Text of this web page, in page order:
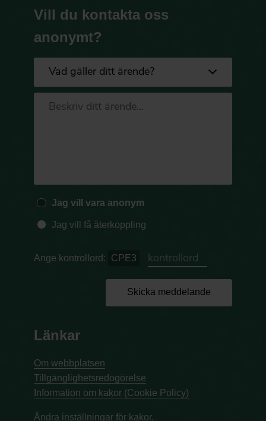
Vill du kontakta oss
anonymt?
Jag vill vara anonym
Jag vill få återkoppling
Ange kontrollord: CPE3
Skicka meddelande
Länkar
Om webbplatsen
Tillgänglighetsredogörelse
Information om kakor (Cookie Policy)
Ändra inställningar för kakor.